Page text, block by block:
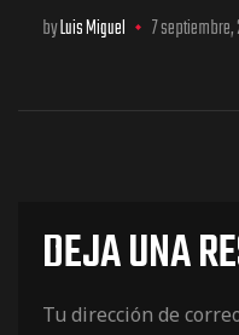
byLuis Miguel 7 septiembre,
DEJA UNA
Tu dirección de